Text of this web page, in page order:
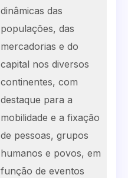
dinâmicas das
populações, das
mercadorias e do
capital nos diversos
continentes, com
destaque para a
mobilidade e a fixação
de pessoas, grupos
humanos e povos, em
função de eventos